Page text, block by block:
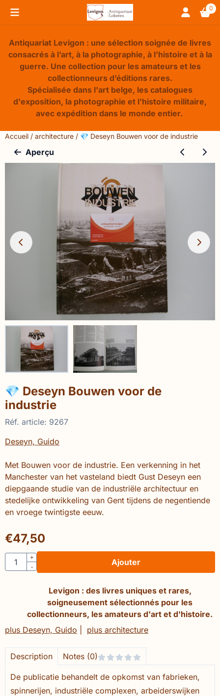
Préférences de cookies disponibles. Choisissez les 0
Antiquariat Levigon : une sélection soignée de livres
consacrés à l’art, à la photographie, à l’histoire et à la
guerre. Une collection pour les amateurs et les
collectionneurs d’éditions rares.
Spécialisée dans l'art belge, les catalogues
d'exposition, la photographie et l'histoire militaire,
avec expédition dans le monde entier.
Accueil / architecture / 💎 Deseyn Bouwen voor de industrie
Aperçu
💎 Deseyn Bouwen voor de
industrie
Réf. article: 9267
Deseyn, Guido
Met Bouwen voor de industrie. Een verkenning in het
Manchester van het vasteland biedt Gust Deseyn een
diepgaande studie van de industriële architectuur en
stedelijke ontwikkeling van Gent tijdens de negentiende
en vroege twintigste eeuw.
€47,50
Quantité
+
-
Ajouter
Levigon : des livres uniques et rares,
soigneusement sélectionnés pour les
collectionneurs, les amateurs d'art et d'histoire.
plus Deseyn, Guido
plus architecture
Description Notes (0)
De publicatie behandelt de opkomst van fabrieken,
spinnerijen, industriële complexen, arbeiderswijken